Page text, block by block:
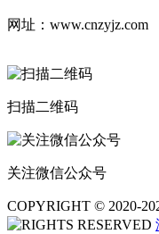
网址：www.cnzyjz.com
扫描二维码
关注微信公众号
COPYRIGHT © 2020-
RIGHTS RESERVED